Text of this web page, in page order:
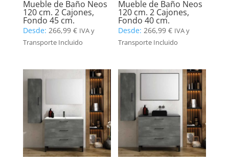
Mueble de Baño Neos
120 cm. 2 Cajones,
Fondo 45 cm.
Desde: 266,99 € IVA y
Transporte Incluido
Mueble de Baño Neos
120 cm. 2 Cajones,
Fondo 40 cm.
Desde:266,99€ IVA y
Transporte Incluido